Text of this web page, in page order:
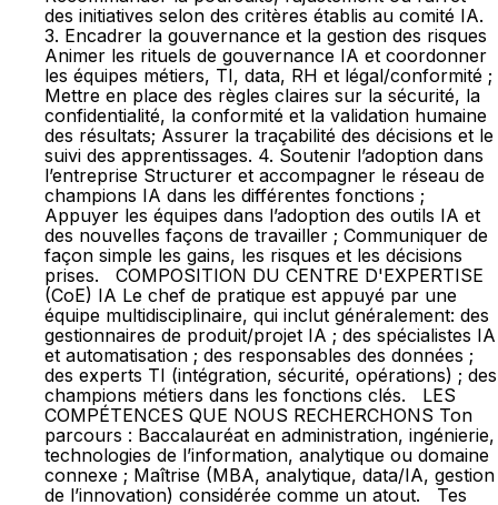
des initiatives selon des critères établis au comité IA.
3. Encadrer la gouvernance et la gestion des risques
Animer les rituels de gouvernance IA et coordonner
les équipes métiers, TI, data, RH et légal/conformité ;
Mettre en place des règles claires sur la sécurité, la
confidentialité, la conformité et la validation humaine
des résultats; Assurer la traçabilité des décisions et le
suivi des apprentissages. 4. Soutenir l’adoption dans
l’entreprise Structurer et accompagner le réseau de
champions IA dans les différentes fonctions ;
Appuyer les équipes dans l’adoption des outils IA et
des nouvelles façons de travailler ; Communiquer de
façon simple les gains, les risques et les décisions
prises. COMPOSITION DU CENTRE D'EXPERTISE
(CoE) IA Le chef de pratique est appuyé par une
équipe multidisciplinaire, qui inclut généralement: des
gestionnaires de produit/projet IA ; des spécialistes IA
et automatisation ; des responsables des données ;
des experts TI (intégration, sécurité, opérations) ; des
champions métiers dans les fonctions clés. LES
COMPÉTENCES QUE NOUS RECHERCHONS Ton
parcours : Baccalauréat en administration, ingénierie,
technologies de l’information, analytique ou domaine
connexe ; Maîtrise (MBA, analytique, data/IA, gestion
de l’innovation) considérée comme un atout. Tes